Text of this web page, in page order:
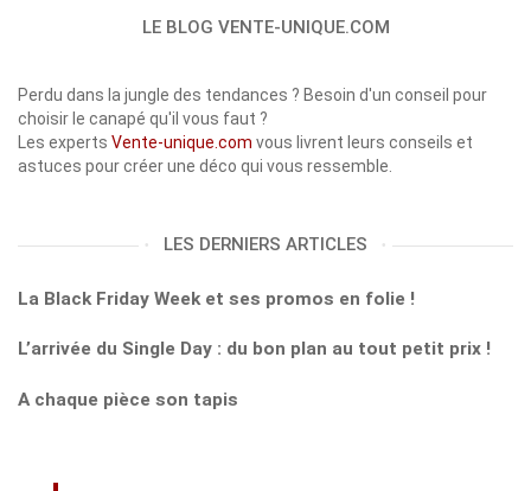
LE BLOG VENTE-UNIQUE.COM
Perdu dans la jungle des tendances ? Besoin d'un conseil pour
choisir le canapé qu'il vous faut ?
Les experts Vente-unique.com vous livrent leurs conseils et
astuces pour créer une déco qui vous ressemble.
LES DERNIERS ARTICLES
La Black Friday Week et ses promos en folie !
L’arrivée du Single Day : du bon plan au tout petit prix !
A chaque pièce son tapis